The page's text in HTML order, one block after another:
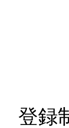
登録